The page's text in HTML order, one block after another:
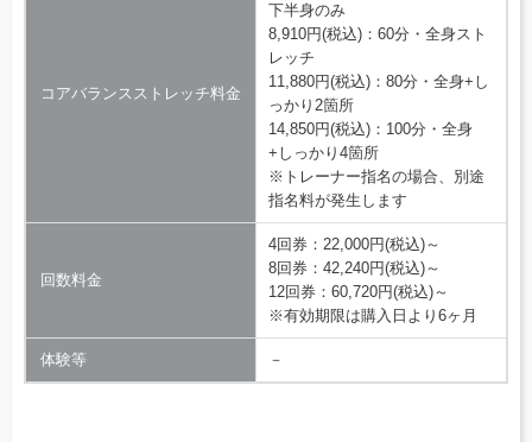
コアバランスストレッチ料金
下半身のみ
8,910円(税込)：60分・全身スト
レッチ
11,880円(税込)：80分・全身+し
っかり2箇所
14,850円(税込)：100分・全身
+しっかり4箇所
※トレーナー指名の場合、別途
指名料が発生します
回数料金
4回券：22,000円(税込)～
8回券：42,240円(税込)～
12回券：60,720円(税込)～
※有効期限は購入日より6ヶ月
体験等 －